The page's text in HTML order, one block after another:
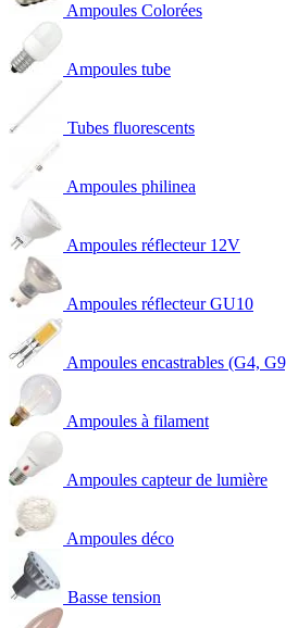
Ampoules Colorées
Ampoules tube
Tubes fluorescents
Ampoules philinea
Ampoules réflecteur 12V
Ampoules réflecteur GU10
Ampoules encastrables (G4,
Ampoules à filament
Ampoules capteur de lumière
Ampoules déco
Basse tension